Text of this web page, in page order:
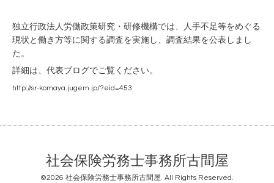
独立行政法人労働政策研究・研修機構では、人手不足等をめぐる
現状と働き方等に関する調査を実施し、調査結果を公表しまし
た。
詳細は、代表ブログでご覧ください。
http://sr-komaya.jugem.jp/?eid=453
社会保険労務士事務所古間屋
©2026 社会保険労務士事務所古間屋. All Rights Reserved.